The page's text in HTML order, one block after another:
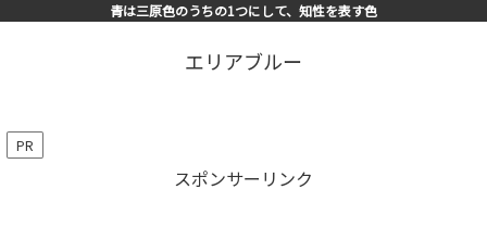
青は三原色のうちの1つにして、知性を表す色
エリアブルー
PR
スポンサーリンク